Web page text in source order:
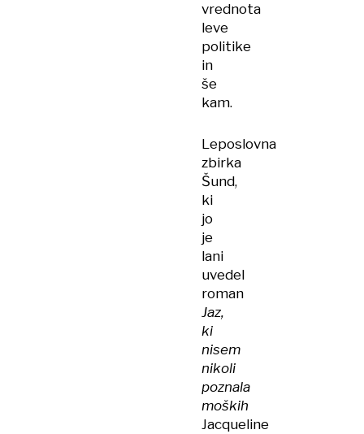
vrednota
leve
politike
in
še
kam.
Leposlovna
zbirka
Šund,
ki
jo
je
lani
uvedel
roman
Jaz,
ki
nisem
nikoli
poznala
moških
Jacqueline